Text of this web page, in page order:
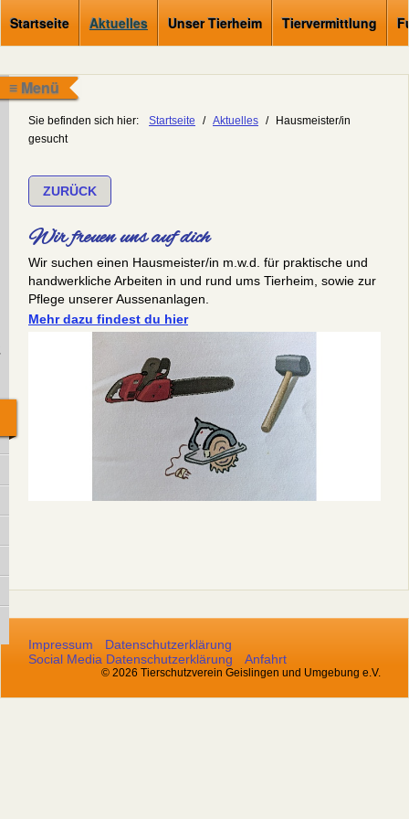
Startseite Aktuelles Unser Tierheim Tiervermittlung
≡ Menü
Sie befinden sich hier: Startseite / Aktuelles /
Hausmeister/in
gesucht
ZURÜCK
Wir freuen uns auf dich
Wir suchen einen Hausmeister/in m.w.d. für praktische und
handwerkliche Arbeiten in und rund ums Tierheim, sowie zur
Pflege unserer Aussenanlagen.
Mehr dazu findest du hier
Impressum
Datenschutzerklärung
Social Media Datenschutzerklärung
Anfahrt
© 2026 Tierschutzverein Geislingen und Umgebung e.V.